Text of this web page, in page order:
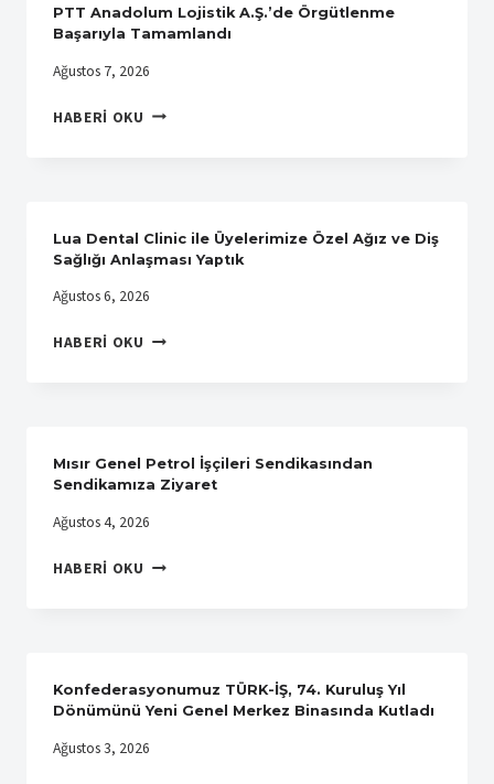
PTT Anadolum Lojistik A.Ş.’de Örgütlenme
Başarıyla Tamamlandı
Ağustos 7, 2026
HABERI OKU PTT
BAŞARIYLA
TAMAMLANDI
Lua Dental Clinic ile Üyelerimize Özel Ağız ve Diş
Sağlığı Anlaşması Yaptık
Ağustos 6, 2026
HABERI OKU LUA
AĞIZ
DIŞ
ANLAŞMASI
Mısır Genel Petrol İşçileri Sendikasından
Sendikamıza Ziyaret
Ağustos 4, 2026
HABERI OKU MISIR
SENDIKAMIZA
ZIYARET
Konfederasyonumuz TÜRK-İŞ, 74. Kuruluş Yıl
Dönümünü Yeni Genel Merkez Binasında Kutladı
Ağustos 3, 2026